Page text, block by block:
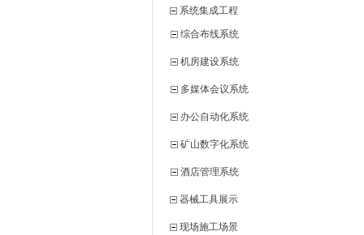
系统集成工程
综合布线系统
机房建设系统
多媒体会议系统
办公自动化系统
矿山数字化系统
酒店管理系统
器械工具展示
现场施工场景